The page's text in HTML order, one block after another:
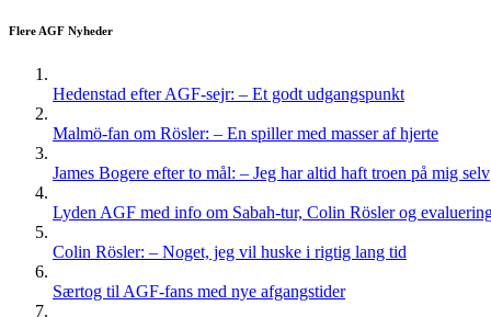
Flere AGF Nyheder
Hedenstad efter AGF-sejr: – Et godt udgangspunkt
Malmö-fan om Rösler: – En spiller med masser af hjerte
James Bogere efter to mål: – Jeg har altid haft troen på mig selv
Lyden AGF med info om Sabah-tur, Colin Rösler og
Colin Rösler: – Noget, jeg vil huske i rigtig lang tid
Særtog til AGF-fans med nye afgangstider